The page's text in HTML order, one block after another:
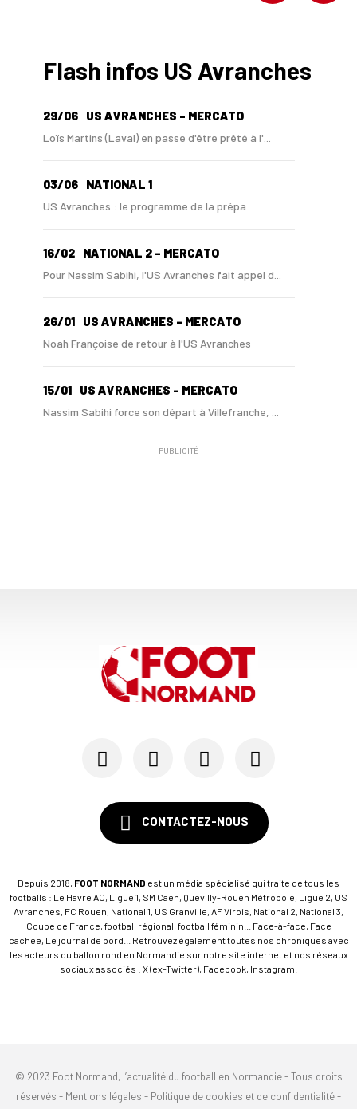
Flash infos US Avranches
29/06 US AVRANCHES - MERCATO
Loïs Martins (Laval) en passe d'être prêté à l'...
03/06 NATIONAL 1
US Avranches : le programme de la prépa
16/02 NATIONAL 2 - MERCATO
Pour Nassim Sabihi, l'US Avranches fait appel d...
26/01 US AVRANCHES - MERCATO
Noah Françoise de retour à l'US Avranches
15/01 US AVRANCHES - MERCATO
Nassim Sabihi force son départ à Villefranche, ...
FC ROUEN - MERCATO
Idrissa Seydi (US Avranches) en direction du FC...
Jordan Adéoti, le portrait type d'un cadre à l'...
PUBLICITÉ
CONTACTEZ-NOUS
Depuis 2018, FOOT NORMAND est un média spécialisé qui traite de tous les
footballs : Le Havre AC, Ligue 1, SM Caen, Quevilly-Rouen Métropole, Ligue 2, US
Avranches, FC Rouen, National 1, US Granville, AF Virois, National 2, National 3,
Coupe de France, football régional, football féminin... Face-à-face, Face
cachée, Le journal de bord... Retrouvez également toutes nos chroniques avec
les acteurs du ballon rond en Normandie sur notre site internet et nos réseaux
sociaux associés : X (ex-Twitter), Facebook, Instagram.
© 2023 Foot Normand, l’actualité du football en Normandie - Tous droits
réservés - Mentions légales - Politique de cookies et de confidentialité-